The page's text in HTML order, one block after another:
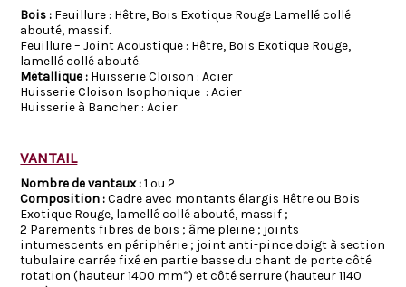
Bois : Feuillure : Hêtre, Bois Exotique Rouge Lamellé collé
abouté, massif.
Feuillure – Joint Acoustique : Hêtre, Bois Exotique Rouge,
lamellé collé abouté.
Métallique : Huisserie Cloison : Acier
Huisserie Cloison Isophonique : Acier
Huisserie à Bancher : Acier
VANTAIL
Nombre de vantaux :1 ou 2
Composition :Cadre avec montants élargis Hêtre ou Bois
Exotique Rouge, lamellé collé abouté, massif ;
2 Parements fibres de bois ; âme pleine ; joints
intumescents en périphérie ; joint anti-pince doigt à section
tubulaire carrée fixé en partie basse du chant de porte côté
rotation (hauteur 1400 mm*) et côté serrure (hauteur 1140